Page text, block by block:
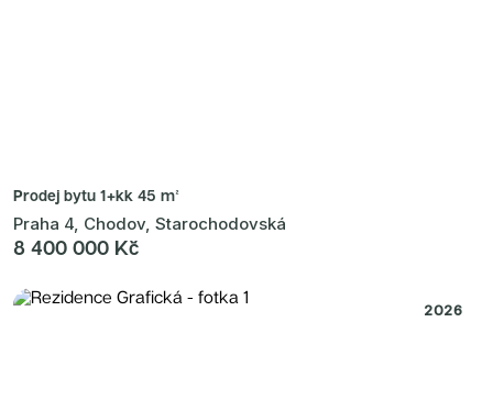
Prodej bytu 1+kk 45 m²
Praha 4, Chodov, Starochodovská
8 400 000 Kč
2026